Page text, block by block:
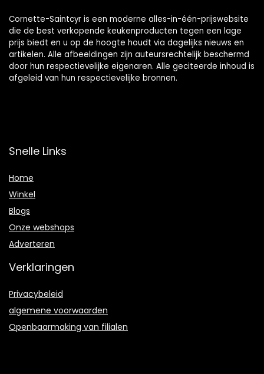
Cornette-Saintcyr is een moderne alles-in-één-prijswebsite
die de best verkopende keukenproducten tegen een lage
prijs biedt en u op de hoogte houdt via dagelijks nieuws en
artikelen. Alle afbeeldingen zijn auteursrechtelijk beschermd
door hun respectievelijke eigenaren. Alle geciteerde inhoud is
afgeleid van hun respectievelijke bronnen.
Snelle Links
Home
Winkel
Blogs
Onze webshops
Adverteren
Verklaringen
Privacybeleid
algemene voorwaarden
Openbaarmaking van filialen